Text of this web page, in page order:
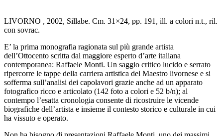
LIVORNO , 2002, Sillabe. Cm. 31×24, pp. 191, ill. a colori n.t., ril.
con sovrac.
E’ la prima monografia ragionata sul più grande artista
dell’Ottocento scritta dal maggiore esperto d’arte italiana
contemporanea: Raffaele Monti. Un saggio critico lucido e serrato
ripercorre le tappe della carriera artistica del Maestro livornese e si
sofferma sull’analisi dei capolavori grazie anche ad un apparato
fotografico ricco e articolato (142 foto a colori e 52 b/n); al
contempo l’esatta cronologia consente di ricostruire le vicende
biografiche dell’artista e insieme il contesto storico e culturale in cui
ha vissuto e operato.